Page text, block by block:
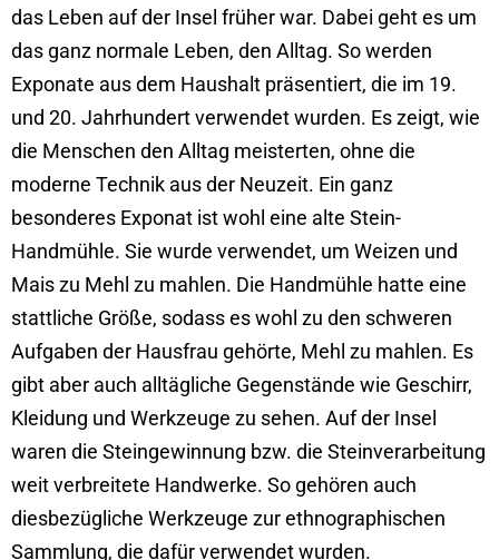
das Leben auf der Insel früher war. Dabei geht es um
das ganz normale Leben, den Alltag. So werden
Exponate aus dem Haushalt präsentiert, die im 19.
und 20. Jahrhundert verwendet wurden. Es zeigt, wie
die Menschen den Alltag meisterten, ohne die
moderne Technik aus der Neuzeit. Ein ganz
besonderes Exponat ist wohl eine alte Stein-
Handmühle. Sie wurde verwendet, um Weizen und
Mais zu Mehl zu mahlen. Die Handmühle hatte eine
stattliche Größe, sodass es wohl zu den schweren
Aufgaben der Hausfrau gehörte, Mehl zu mahlen. Es
gibt aber auch alltägliche Gegenstände wie Geschirr,
Kleidung und Werkzeuge zu sehen. Auf der Insel
waren die Steingewinnung bzw. die Steinverarbeitung
weit verbreitete Handwerke. So gehören auch
diesbezügliche Werkzeuge zur ethnographischen
Sammlung, die dafür verwendet wurden.